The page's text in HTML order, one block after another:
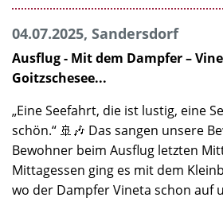
04.07.2025, Sandersdorf
Ausflug - Mit dem Dampfer –
Goitzschesee...
„Eine Seefahrt, die ist lustig, eine
schön.“ 🚢🎶 Das sangen unsere
Bewohner beim Ausflug letzten
Mittagessen ging es mit dem
wo der Dampfer Vineta schon auf